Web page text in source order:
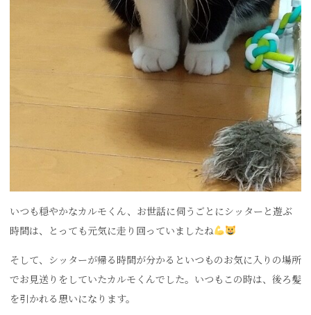
いつも穏やかなカルモくん、お世話に伺うごとにシッターと遊ぶ
時間は、とっても元気に走り回っていましたね
そして、シッターが帰る時間が分かるといつものお気に入りの場所
でお見送りをしていたカルモくんでした。いつもこの時は、後ろ髪
を引かれる思いになります。